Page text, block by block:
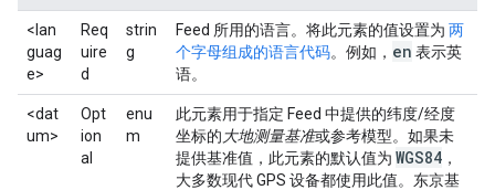
<lan
guag
e>
Req
uire
d
strin
g
Feed 所用的语言。将此元素的值设置为 两
个字母组成的语言代码。例如， en 表示英
语。
<dat
um>
Opt
ion
al
enu
m
此元素用于指定 Feed 中提供的纬度/经度
坐标的大地测量基准或参考模型。如果未
提供基准值，此元素的默认值为 WGS84 ，
大多数现代 GPS 设备都使用此值。东京基